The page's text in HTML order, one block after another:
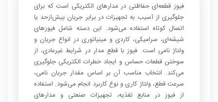
فیوز قطعه‌ای حفاظتی در مدارهای الکتریکی است که برای
جلوگیری از آسیب به تجهیزات در برابر جریان بیش‌ازحد یا
اتصال کوتاه استفاده می‌شود. این دسته شامل فیوزهای
شیشه‌ای، سرامیکی، کاردی و مینیاتوری در انواع جریان و
ولتاژ نامی است. فیوز با قطع مدار در شرایط غیرعادی، از
سوختن قطعات حساس و ایجاد خطرات الکتریکی جلوگیری
می‌کند. انتخاب مناسب آن بر اساس مقدار جریان نامی،
سرعت قطع، ولتاژ کاری و نوع کاربرد انجام می‌شود. استفاده
از فیوز در منابع تغذیه، تجهیزات صنعتی و مدارهای